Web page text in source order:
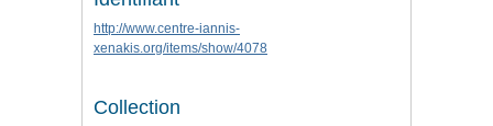
http://www.centre-iannis-
xenakis.org/items/show/4078
Collection